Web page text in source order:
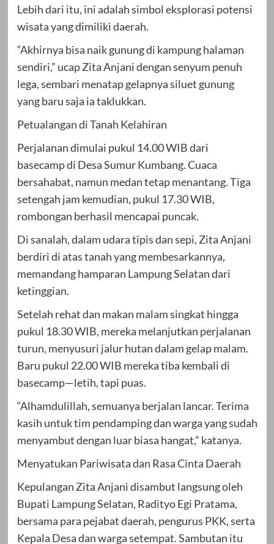
Lebih dari itu, ini adalah simbol eksplorasi potensi
wisata yang dimiliki daerah.
“Akhirnya bisa naik gunung di kampung halaman
sendiri,” ucap Zita Anjani dengan senyum penuh
lega, sembari menatap gelapnya siluet gunung
yang baru saja ia taklukkan.
Petualangan di Tanah Kelahiran
Perjalanan dimulai pukul 14.00 WIB dari
basecamp di Desa Sumur Kumbang. Cuaca
bersahabat, namun medan tetap menantang. Tiga
setengah jam kemudian, pukul 17.30 WIB,
rombongan berhasil mencapai puncak.
Di sanalah, dalam udara tipis dan sepi, Zita Anjani
berdiri di atas tanah yang membesarkannya,
memandang hamparan Lampung Selatan dari
ketinggian.
Setelah rehat dan makan malam singkat hingga
pukul 18.30 WIB, mereka melanjutkan perjalanan
turun, menyusuri jalur hutan dalam gelap malam.
Baru pukul 22.00 WIB mereka tiba kembali di
basecamp—letih, tapi puas.
“Alhamdulillah, semuanya berjalan lancar. Terima
kasih untuk tim pendamping dan warga yang sudah
menyambut dengan luar biasa hangat,” katanya.
Menyatukan Pariwisata dan Rasa Cinta Daerah
Kepulangan Zita Anjani disambut langsung oleh
Bupati Lampung Selatan, Radityo Egi Pratama,
bersama para pejabat daerah, pengurus PKK, serta
Kepala Desa dan warga setempat. Sambutan itu